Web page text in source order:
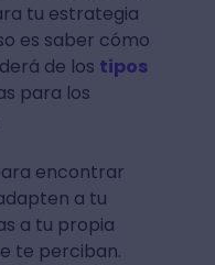
tu estrategia
es saber cómo
de los tipos
para los
encontrar
a tu
a tu propia
te perciban.